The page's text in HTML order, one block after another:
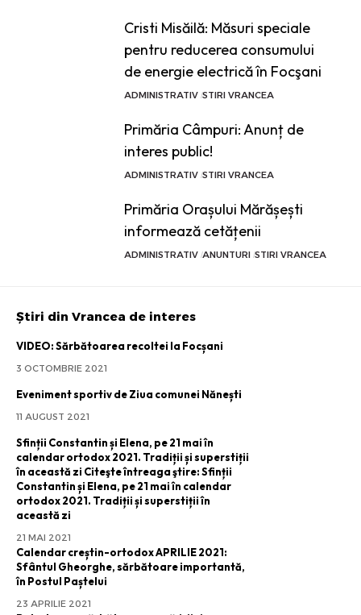
Cristi Misăilă: Măsuri speciale
pentru reducerea consumului
de energie electrică în Focşani
ADMINISTRATIV STIRI VRANCEA
Primăria Câmpuri: Anunț de
interes public!
ADMINISTRATIV STIRI VRANCEA
Primăria Orașului Mărășești
informează cetățenii
ADMINISTRATIV ANUNTURI STIRI VRANCEA
Știri din Vrancea de interes
VIDEO: Sărbătoarea recoltei la Focșani
3 OCTOMBRIE 2021
Eveniment sportiv de Ziua comunei Nănești
11 AUGUST 2021
Sfinții Constantin și Elena, pe 21 mai în
calendar ortodox 2021. Tradiții și superstiții
în această zi Citeşte întreaga ştire: Sfinții
Constantin și Elena, pe 21 mai în calendar
ortodox 2021. Tradiții și superstiții în
această zi
21 MAI 2021
Calendar creștin-ortodox APRILIE 2021:
Sfântul Gheorghe, sărbătoare importantă,
în Postul Paștelui
23 APRILIE 2021